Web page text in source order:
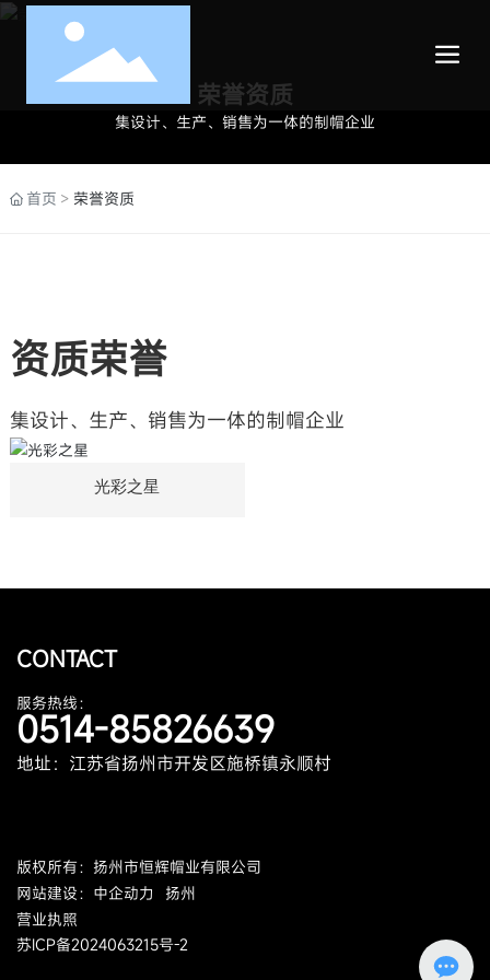
荣誉资质
集设计、生产、销售为一体的制帽企业
首页 荣誉资质
资质荣誉
集设计、生产、销售为一体的制帽企业
光彩之星
CONTACT
服务热线：
0514-85826639
地址：江苏省扬州市开发区施桥镇永顺村
版权所有：扬州市恒辉帽业有限公司
网站建设：中企动力
扬州
营业执照
苏ICP备2024063215号-2